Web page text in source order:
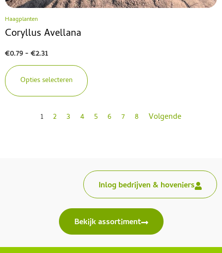
Haagplanten
Coryllus Avellana
€0.79-€2.31
Opties selecteren
1 2 3 4 5 6 7 8 Volgende
Inlog bedrijven & hoveniers
Bekijk assortiment